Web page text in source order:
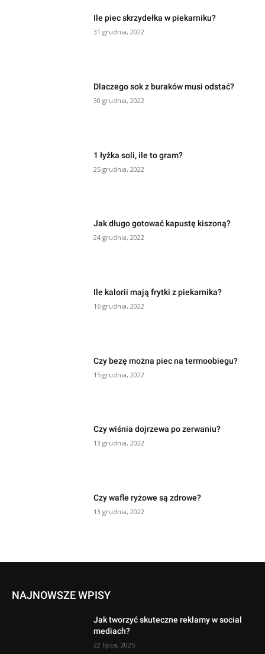
Ile piec skrzydełka w piekarniku?
31 grudnia, 2022
Dlaczego sok z buraków musi odstać?
30 grudnia, 2022
1 łyżka soli, ile to gram?
25 grudnia, 2022
Jak długo gotować kapustę kiszoną?
24 grudnia, 2022
Ile kalorii mają frytki z piekarnika?
16 grudnia, 2022
Czy bezę można piec na termoobiegu?
15 grudnia, 2022
Czy wiśnia dojrzewa po zerwaniu?
13 grudnia, 2022
Czy wafle ryżowe są zdrowe?
13 grudnia, 2022
NAJNOWSZE WPISY
Jak tworzyć skuteczne reklamy w social
mediach?
22 lipca, 2025